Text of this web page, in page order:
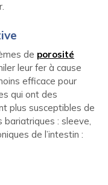
de porosité
leur fer à cause
efficace pour
qui ont des
plus susceptibles de
bariatriques : sleeve,
de l’intestin :